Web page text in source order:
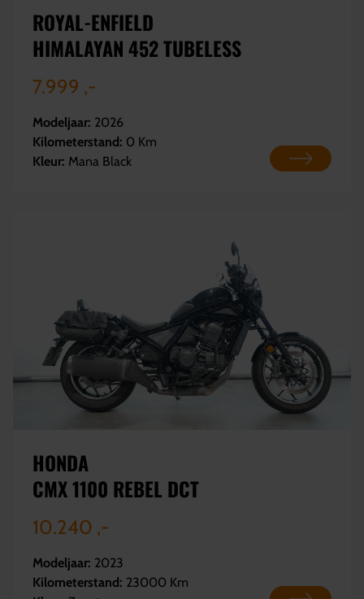
ROYAL-ENFIELD
HIMALAYAN 452 TUBELESS
7.999 ,-
Modeljaar: 2026
Kilometerstand: 0 Km
Kleur: Mana Black
HONDA
CMX 1100 REBEL DCT
10.240 ,-
Modeljaar: 2023
Kilometerstand: 23000 Km